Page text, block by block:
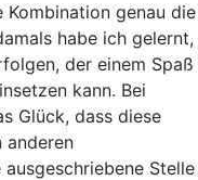
genau die
habe ich gelernt,
der einem Spaß
kann. Bei
Glück, dass diese
anderen
Stelle